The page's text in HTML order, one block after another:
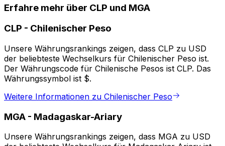
Erfahre mehr über CLP und MGA
CLP - Chilenischer Peso
Unsere Währungsrankings zeigen, dass CLP zu USD
der beliebteste Wechselkurs für Chilenischer Peso ist.
Der Währungscode für Chilenische Pesos ist CLP. Das
Währungssymbol ist $.
Weitere Informationen zu Chilenischer Peso
MGA - Madagaskar-Ariary
Unsere Währungsrankings zeigen, dass MGA zu USD